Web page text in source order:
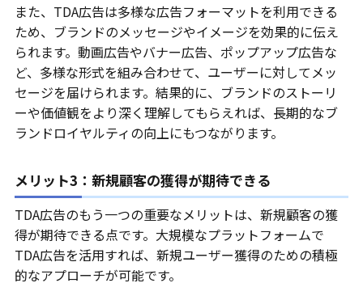
また、TDA広告は多様な広告フォーマットを利用できる
ため、ブランドのメッセージやイメージを効果的に伝え
られます。動画広告やバナー広告、ポップアップ広告な
ど、多様な形式を組み合わせて、ユーザーに対してメッ
セージを届けられます。結果的に、ブランドのストーリ
ーや価値観をより深く理解してもらえれば、長期的なブ
ランドロイヤルティの向上にもつながります。
メリット3：新規顧客の獲得が期待できる
TDA広告のもう一つの重要なメリットは、新規顧客の獲
得が期待できる点です。大規模なプラットフォームで
TDA広告を活用すれば、新規ユーザー獲得のための積極
的なアプローチが可能です。